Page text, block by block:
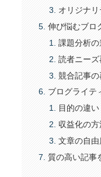
オリジナ
伸び悩むブロ
課題分析の
読者ニーズ
競合記事の
ブログライテ
目的の違い
収益化の方
文章の自由
質の高い記事